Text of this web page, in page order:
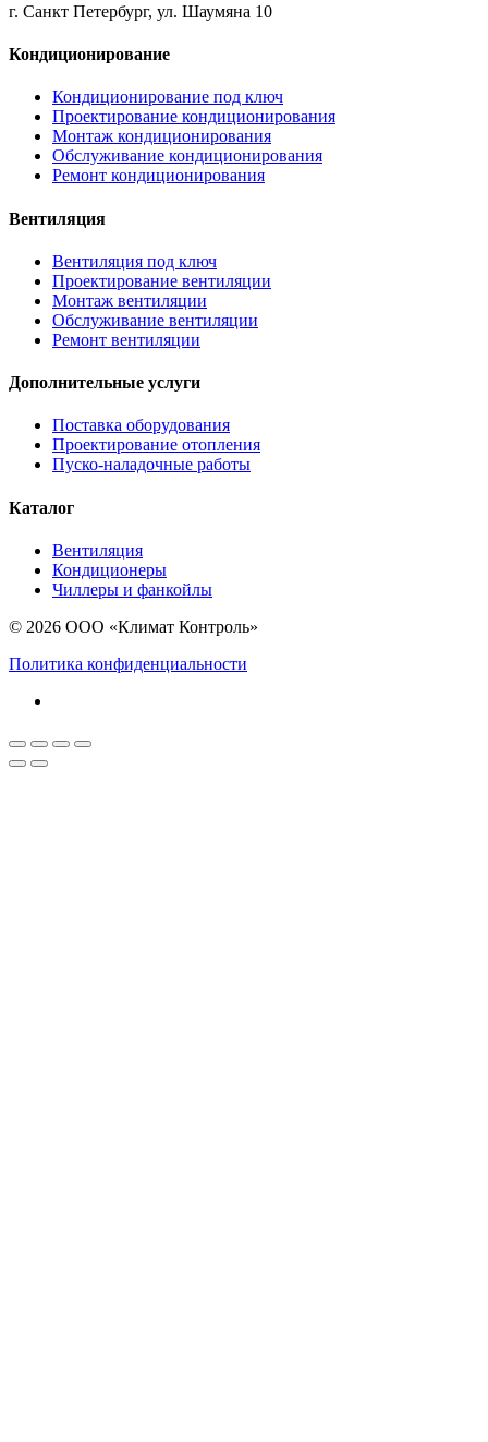
г. Санкт Петербург, ул. Шаумяна 10
Кондиционирование
Кондиционирование под ключ
Проектирование кондиционирования
Монтаж кондиционирования
Обслуживание кондиционирования
Ремонт кондиционирования
Вентиляция
Вентиляция под ключ
Проектирование вентиляции
Монтаж вентиляции
Обслуживание вентиляции
Ремонт вентиляции
Дополнительные услуги
Поставка оборудования
Проектирование отопления
Пуско-наладочные работы
Каталог
Вентиляция
Кондиционеры
Чиллеры и фанкойлы
© 2026 ООО «Климат Контроль»
Политика конфиденциальности